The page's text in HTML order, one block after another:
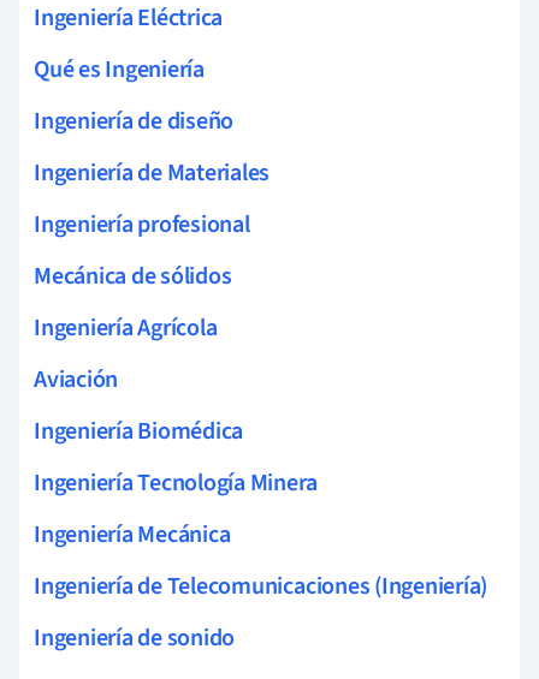
Ingeniería Eléctrica
Qué es Ingeniería
Ingeniería de diseño
Ingeniería de Materiales
Ingeniería profesional
Mecánica de sólidos
Ingeniería Agrícola
Aviación
Ingeniería Biomédica
Ingeniería Tecnología Minera
Ingeniería Mecánica
Ingeniería de Telecomunicaciones (Ingeniería)
Ingeniería de sonido